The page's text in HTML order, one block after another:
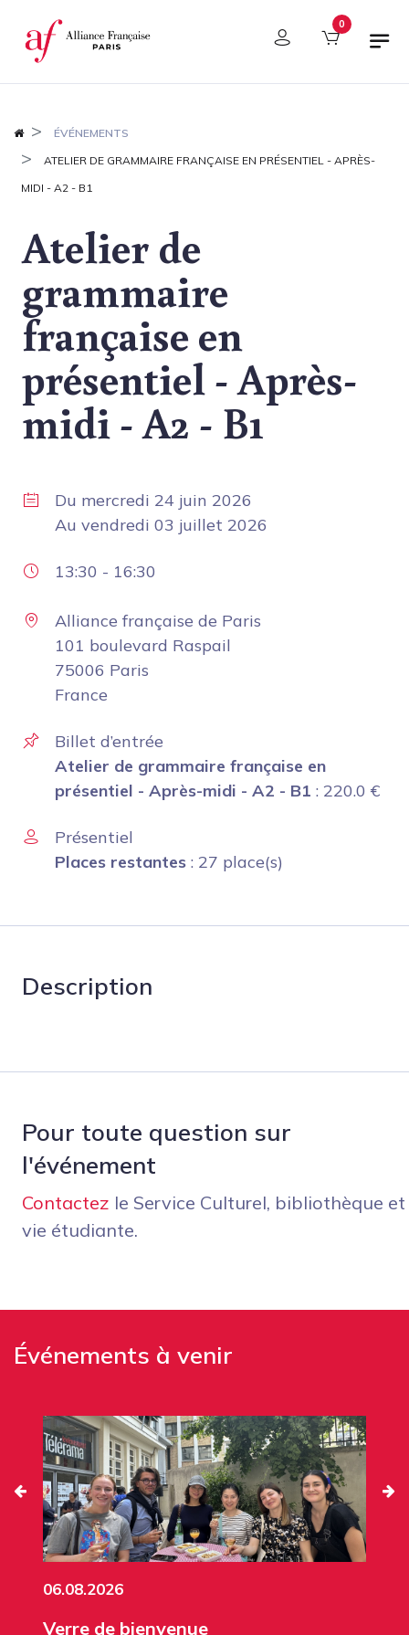
Panneau de gestion des cookies 0
ÉVÉNEMENTS
ATELIER DE GRAMMAIRE FRANÇAISE EN PRÉSENTIEL - APRÈS-
MIDI - A2 - B1
Atelier de
grammaire
française en
présentiel - Après-
midi - A2 - B1
Du mercredi 24 juin 2026
Au vendredi 03 juillet 2026
13:30 - 16:30
Alliance française de Paris
101 boulevard Raspail
75006 Paris
France
Billet d’entrée
Atelier de grammaire française en
présentiel - Après-midi - A2 - B1 : 220.0 €
Présentiel
Places restantes : 27 place(s)
Description
Pour toute question sur
l'événement
Contactez le Service Culturel, bibliothèque et
vie étudiante.
Événements à venir
06.08.2026
Verre de bienvenue